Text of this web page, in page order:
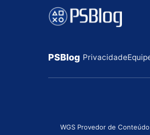
PSBlog Privacidade
WGS Provedor de